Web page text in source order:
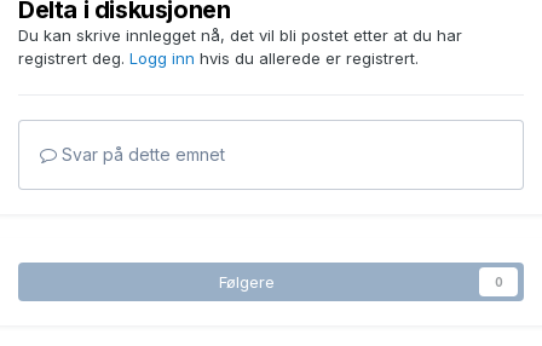
Delta i diskusjonen
Du kan skrive innlegget nå, det vil bli postet etter at du har
registrert deg. Logg inn hvis du allerede er registrert.
Svar på dette emnet
Følgere 0